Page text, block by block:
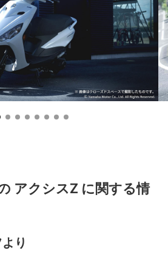
アクシスZ に関する情
り